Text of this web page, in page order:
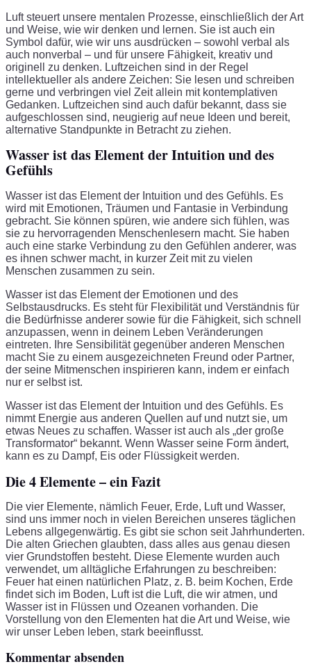
Luft steuert unsere mentalen Prozesse, einschließlich der Art
und Weise, wie wir denken und lernen. Sie ist auch ein
Symbol dafür, wie wir uns ausdrücken – sowohl verbal als
auch nonverbal – und für unsere Fähigkeit, kreativ und
originell zu denken. Luftzeichen sind in der Regel
intellektueller als andere Zeichen: Sie lesen und schreiben
gerne und verbringen viel Zeit allein mit kontemplativen
Gedanken. Luftzeichen sind auch dafür bekannt, dass sie
aufgeschlossen sind, neugierig auf neue Ideen und bereit,
alternative Standpunkte in Betracht zu ziehen.
Wasser ist das Element der Intuition und des
Gefühls
Wasser ist das Element der Intuition und des Gefühls. Es
wird mit Emotionen, Träumen und Fantasie in Verbindung
gebracht. Sie können spüren, wie andere sich fühlen, was
sie zu hervorragenden Menschenlesern macht. Sie haben
auch eine starke Verbindung zu den Gefühlen anderer, was
es ihnen schwer macht, in kurzer Zeit mit zu vielen
Menschen zusammen zu sein.
Wasser ist das Element der Emotionen und des
Selbstausdrucks. Es steht für Flexibilität und Verständnis für
die Bedürfnisse anderer sowie für die Fähigkeit, sich schnell
anzupassen, wenn in deinem Leben Veränderungen
eintreten. Ihre Sensibilität gegenüber anderen Menschen
macht Sie zu einem ausgezeichneten Freund oder Partner,
der seine Mitmenschen inspirieren kann, indem er einfach
nur er selbst ist.
Wasser ist das Element der Intuition und des Gefühls. Es
nimmt Energie aus anderen Quellen auf und nutzt sie, um
etwas Neues zu schaffen. Wasser ist auch als „der große
Transformator“ bekannt. Wenn Wasser seine Form ändert,
kann es zu Dampf, Eis oder Flüssigkeit werden.
Die 4 Elemente – ein Fazit
Die vier Elemente, nämlich Feuer, Erde, Luft und Wasser,
sind uns immer noch in vielen Bereichen unseres täglichen
Lebens allgegenwärtig. Es gibt sie schon seit Jahrhunderten.
Die alten Griechen glaubten, dass alles aus genau diesen
vier Grundstoffen besteht. Diese Elemente wurden auch
verwendet, um alltägliche Erfahrungen zu beschreiben:
Feuer hat einen natürlichen Platz, z. B. beim Kochen, Erde
findet sich im Boden, Luft ist die Luft, die wir atmen, und
Wasser ist in Flüssen und Ozeanen vorhanden. Die
Vorstellung von den Elementen hat die Art und Weise, wie
wir unser Leben leben, stark beeinflusst.
Kommentar absenden